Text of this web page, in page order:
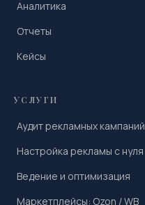
Аналитика
Отчеты
Кейсы
УСЛУГИ
Аудит рекламных кампаний
Настройка рекламы с нуля
Ведение и оптимизация
Маркетплейсы: Ozon / WB